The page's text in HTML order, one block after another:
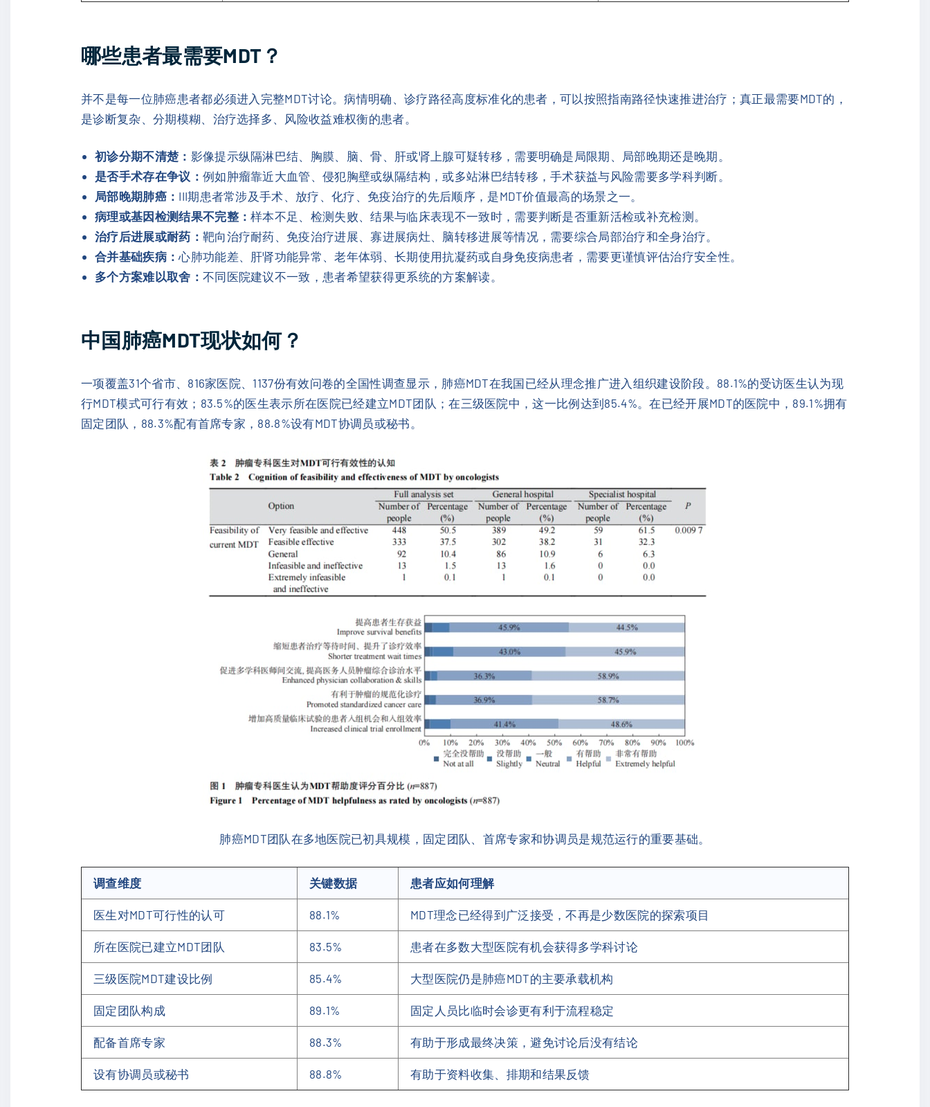
哪些患者最需要MDT？
并不是每一位肺癌患者都必须进入完整MDT讨论。病情明确、诊疗路径高度标准化的患者，可以按照指南路径快速推进治疗；真正最需要MDT的，
是诊断复杂、分期模糊、治疗选择多、风险收益难权衡的患者。
初诊分期不清楚： 影像提示纵隔淋巴结、胸膜、脑、骨、肝或肾上腺可疑转移，需要明确是局限期、局部晚期还是晚期。
是否手术存在争议： 例如肿瘤靠近大血管、侵犯胸壁或纵隔结构，或多站淋巴结转移，手术获益与风险需要多学科判断。
局部晚期肺癌： III期患者常涉及手术、放疗、化疗、免疫治疗的先后顺序，是MDT价值最高的场景之一。
病理或基因检测结果不完整：样本不足、检测失败、结果与临床表现不一致时，需要判断是否重新活检或补充检测。
治疗后进展或耐药： 靶向治疗耐药、免疫治疗进展、寡进展病灶、脑转移进展等情况，需要综合局部治疗和全身治疗。
合并基础疾病：心肺功能差、肝肾功能异常、老年体弱、长期使用抗凝药或自身免疫病患者，需要更谨慎评估治疗安全性。
多个方案难以取舍： 不同医院建议不一致，患者希望获得更系统的方案解读。
中国肺癌MDT现状如何？
一项覆盖31个省市、816家医院、1137份有效问卷的全国性调查显示，肺癌MDT在我国已经从理念推广进入组织建设阶段。88.1%的受访医生认为现
行MDT模式可行有效；83.5%的医生表示所在医院已经建立MDT团队；在三级医院中，这一比例达到85.4%。在已经开展MDT的医院中，89.1%拥有
固定团队，88.3%配有首席专家，88.8%设有MDT协调员或秘书。
肺癌MDT团队在多地医院已初具规模，固定团队、首席专家和协调员是规范运行的重要基础。
调查维度 关键数据 患者应如何理解
医生对MDT可行性的认可 88.1% MDT理念已经得到广泛接受，不再是少数医院的探索项目
所在医院已建立MDT团队 83.5% 患者在多数大型医院有机会获得多学科讨论
三级医院MDT建设比例 85.4% 大型医院仍是肺癌MDT的主要承载机构
固定团队构成 89.1% 固定人员比临时会诊更有利于流程稳定
配备首席专家 88.3% 有助于形成最终决策，避免讨论后没有结论
设有协调员或秘书 88.8% 有助于资料收集、排期和结果反馈